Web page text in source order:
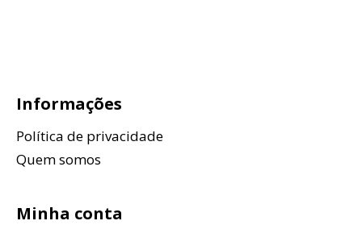
Informações
Política de privacidade
Quem somos
Minha conta